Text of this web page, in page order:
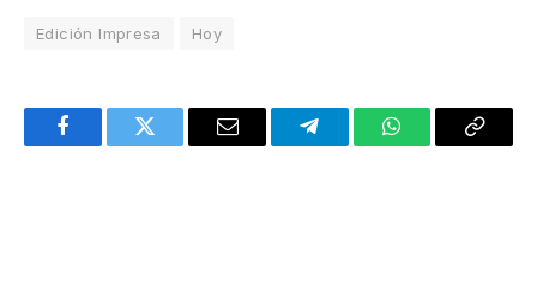
Edición Impresa Hoy
FacebookTwitter Email TelegramWhatsAppCopy